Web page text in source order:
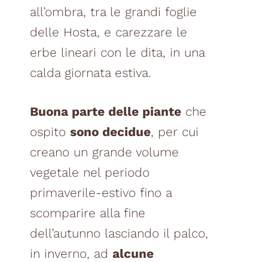
all’ombra, tra le grandi foglie
delle Hosta, e carezzare le
erbe lineari con le dita, in una
calda giornata estiva.
Buona parte delle piante che
ospito sono decidue, per cui
creano un grande volume
vegetale nel periodo
primaverile-estivo fino a
scomparire alla fine
dell’autunno lasciando il palco,
in inverno, ad alcune